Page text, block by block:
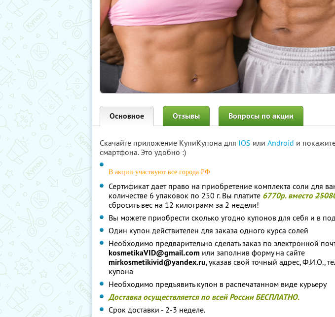
Основное Отзывы Вопросы по акции
Скачайте приложение КупиКупона для IOS или Android и
смартфона. Это удобно :)
В акции участвуют все города РФ
Сертификат дает право на приобретение комплекта соли для
количестве 6 упаковок по 250 г. Вы платите 6770р. вместо
сбросить вес на 12 килограмм за 2 недели!
Вы можете приобрести сколько угодно купонов для себя и в
Один купон действителен для заказа одного курса солей
Необходимо предварительно сделать заказ по электронной
kosmetikaVID@gmail.com или заполнив форму на сайте
mirkosmetikivid@yandex.ru, указав свой точный адрес, Ф.И.О.,
купона
Необходимо предъявить купон в распечатанном виде курьеру
Доставка осуществляется по всей России БЕСПЛАТНО.
Срок доставки - 2-3 неделе.